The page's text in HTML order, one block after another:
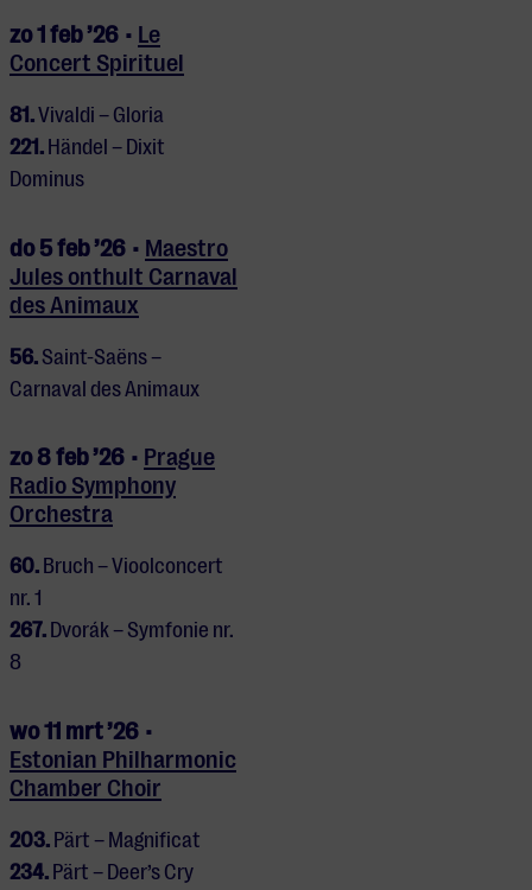
zo 1 feb ’26 • Le
Concert Spirituel
81.Vivaldi – Gloria
221. Händel – Dixit
Dominus
do 5 feb ’26 • Maestro
Jules onthult Carnaval
des Animaux
56. Saint-Saëns –
Carnaval des Animaux
zo 8 feb ’26 • Prague
Radio Symphony
Orchestra
60. Bruch – Vioolconcert
nr. 1
267. Dvorák – Symfonie nr.
8
wo 11 mrt ’26 •
Estonian Philharmonic
Chamber Choir
203. Pärt – Magnificat
234. Pärt – Deer’s Cry